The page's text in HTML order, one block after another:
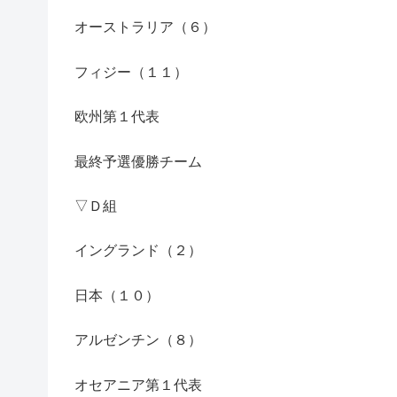
オーストラリア（６）
フィジー（１１）
欧州第１代表
最終予選優勝チーム
▽Ｄ組
イングランド（２）
日本（１０）
アルゼンチン（８）
オセアニア第１代表